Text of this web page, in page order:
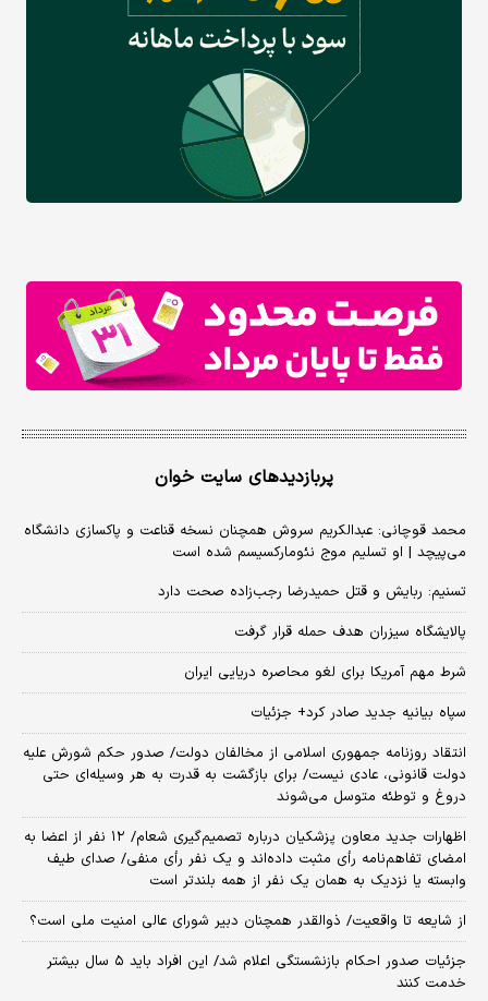
پربازدیدهای سایت خوان
محمد قوچانی: عبدالکریم سروش همچنان نسخه قناعت و پاکسازی دانشگاه
می‌پیچد | او تسلیم موج نئومارکسیسم شده است
تسنیم: ربایش و قتل حمیدرضا رجب‌زاده صحت دارد
پالایشگاه سیزران هدف حمله قرار گرفت
شرط مهم آمریکا برای لغو محاصره دریایی ایران
سپاه بیانیه جدید صادر کرد+ جزئیات
انتقاد روزنامه جمهوری اسلامی از مخالفان دولت/ صدور حکم شورش علیه
دولت قانونی، عادی نیست/ برای بازگشت به قدرت به هر وسیله‌ای حتی
دروغ و توطئه متوسل می‌شوند
اظهارات جدید معاون پزشکیان درباره تصمیم‌گیری شعام/ ۱۲ نفر از اعضا به
امضای تفاهم‌نامه رأی مثبت داده‌اند و یک نفر رأی منفی/ صدای طیف
وابسته یا نزدیک به همان یک نفر از همه بلندتر است
از شایعه تا واقعیت/ ذوالقدر همچنان دبیر شورای ‌عالی امنیت ملی است؟
جزئیات صدور احکام بازنشستگی اعلام شد/ این افراد باید ۵ سال بیشتر
خدمت کنند